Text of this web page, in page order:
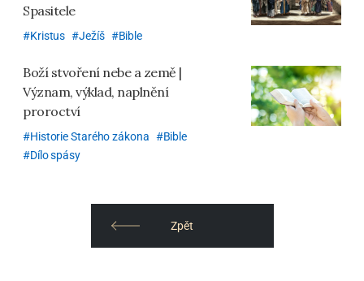
Spasitele
Kristus Ježíš Bible
Boží stvoření nebe a země |
Význam, výklad, naplnění
proroctví
Historie Starého zákona
Bible
Dílo spásy
Zpět